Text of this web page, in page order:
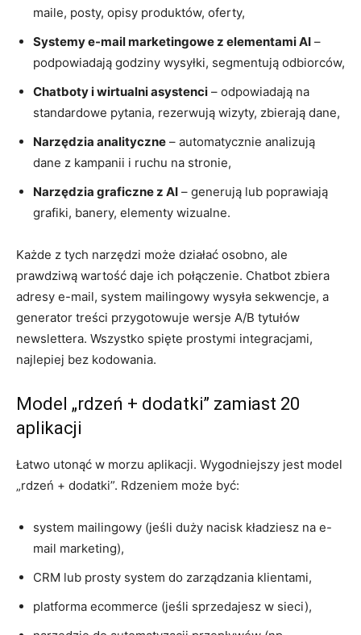
maile, posty, opisy produktów, oferty,
Systemy e-mail marketingowe z elementami AI –
podpowiadają godziny wysyłki, segmentują odbiorców,
Chatboty i wirtualni asystenci – odpowiadają na
standardowe pytania, rezerwują wizyty, zbierają dane,
Narzędzia analityczne – automatycznie analizują
dane z kampanii i ruchu na stronie,
Narzędzia graficzne z AI – generują lub poprawiają
grafiki, banery, elementy wizualne.
Każde z tych narzędzi może działać osobno, ale
prawdziwą wartość daje ich połączenie. Chatbot zbiera
adresy e-mail, system mailingowy wysyła sekwencje, a
generator treści przygotowuje wersje A/B tytułów
newslettera. Wszystko spięte prostymi integracjami,
najlepiej bez kodowania.
Model „rdzeń + dodatki” zamiast 20
aplikacji
Łatwo utonąć w morzu aplikacji. Wygodniejszy jest model
„rdzeń + dodatki”. Rdzeniem może być:
system mailingowy (jeśli duży nacisk kładziesz na e-
mail marketing),
CRM lub prosty system do zarządzania klientami,
platforma ecommerce (jeśli sprzedajesz w sieci),